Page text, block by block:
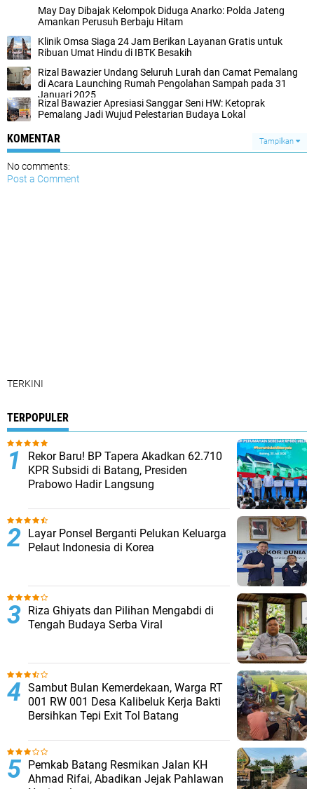
May Day Dibajak Kelompok Diduga Anarko: Polda Jateng
Amankan Perusuh Berbaju Hitam
Klinik Omsa Siaga 24 Jam Berikan Layanan Gratis untuk
Ribuan Umat Hindu di IBTK Besakih
Rizal Bawazier Undang Seluruh Lurah dan Camat Pemalang
di Acara Launching Rumah Pengolahan Sampah pada 31
Januari 2025
Rizal Bawazier Apresiasi Sanggar Seni HW: Ketoprak
Pemalang Jadi Wujud Pelestarian Budaya Lokal
KOMENTAR Tampilkan
No comments:
Post a Comment
TERKINI
TERPOPULER
Rekor Baru! BP Tapera Akadkan 62.710
KPR Subsidi di Batang, Presiden
Prabowo Hadir Langsung
Layar Ponsel Berganti Pelukan Keluarga
Pelaut Indonesia di Korea
Riza Ghiyats dan Pilihan Mengabdi di
Tengah Budaya Serba Viral
Sambut Bulan Kemerdekaan, Warga RT
001 RW 001 Desa Kalibeluk Kerja Bakti
Bersihkan Tepi Exit Tol Batang
Pemkab Batang Resmikan Jalan KH
Ahmad Rifai, Abadikan Jejak Pahlawan